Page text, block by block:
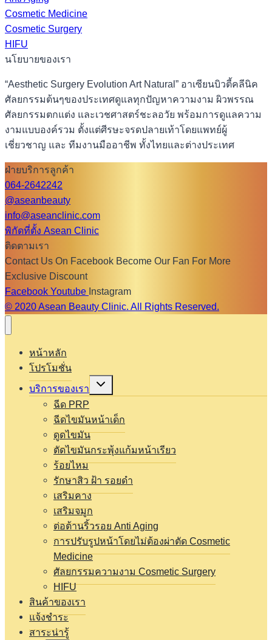
Cosmetic Medicine
Cosmetic Surgery
HIFU
นโยบายของเรา
“Aesthetic Surgery Evolution Art Natural” อาเซียนบิวตี้คลีนิค
ศัลยกรรมต้นๆของประเทศดูแลทุกปัญหาความงาม ผิวพรรณ
ศัลยกรรมตกแต่ง และเวชศาสตร์ชะลอวัย พร้อมการดูแลความ
งามแบบองค์รวม ตั้งแต่ศีรษะจรดปลายเท้าโดยแพทย์ผู้
เชี่ยวชาญ และ ทีมงานมืออาชีพ ทั้งไทยและต่างประเทศ
ฝ่ายบริการลูกค้า
064-2642242
@aseanbeauty
info@aseanclinic.com
พิกัดที่ตั้ง Asean Clinic
ติดตามเรา
Contact Us On Facebook Become Our Fan For More
Exclusive Discount
Facebook Youtube Instagram
© 2020 Asean Beauty Clinic. All Rights Reserved.
หน้าหลัก
โปรโมชั่น
บริการของเรา
Expand
menu
ฉีด PRP
ฉีดไขมันหน้าเด็ก
ดูดไขมัน
ตัดไขมันกระพุ้งแก้มหน้าเรียว
ร้อยไหม
รักษาสิว ฝ้า รอยดำ
เสริมคาง
เสริมจมูก
ต่อต้านริ้วรอย Anti Aging
การปรับรูปหน้าโดยไม่ต้องผ่าตัด Cosmetic
Medicine
ศัลยกรรมความงาม Cosmetic Surgery
HIFU
สินค้าของเรา
แจ้งชำระ
สาระน่ารู้